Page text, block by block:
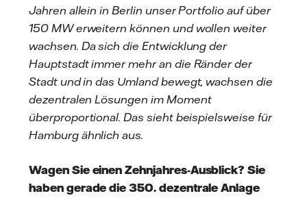
Jahren allein in Berlin unser Portfolio auf über
150 MW erweitern können und wollen weiter
wachsen. Da sich die Entwicklung der
Hauptstadt immer mehr an die Ränder der
Stadt und in das Umland bewegt, wachsen die
dezentralen Lösungen im Moment
überproportional. Das sieht beispielsweise für
Hamburg ähnlich aus.
Wagen Sie einen Zehnjahres-Ausblick? Sie
haben gerade die 350. dezentrale Anlage